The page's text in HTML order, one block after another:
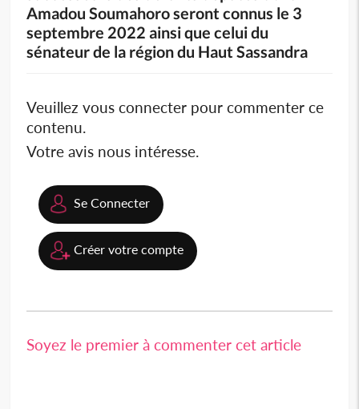
Amadou Soumahoro seront connus le 3
septembre 2022 ainsi que celui du
sénateur de la région du Haut Sassandra
Veuillez vous connecter pour commenter ce
contenu.
Votre avis nous intéresse.
Se Connecter
Créer votre compte
Soyez le premier à commenter cet article